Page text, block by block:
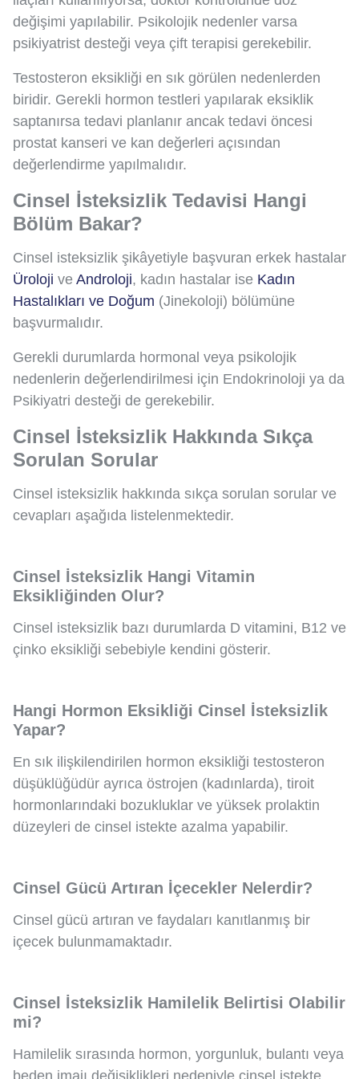
değişimi yapılabilir. Psikolojik nedenler varsa
psikiyatrist desteği veya çift terapisi gerekebilir.
Testosteron eksikliği en sık görülen nedenlerden
biridir. Gerekli hormon testleri yapılarak eksiklik
saptanırsa tedavi planlanır ancak tedavi öncesi
prostat kanseri ve kan değerleri açısından
değerlendirme yapılmalıdır.
Cinsel İsteksizlik Tedavisi Hangi
Bölüm Bakar?
Cinsel isteksizlik şikâyetiyle başvuran erkek hastalar
Üroloji ve Androloji, kadın hastalar ise Kadın
Hastalıkları ve Doğum (Jinekoloji) bölümüne
başvurmalıdır.
Gerekli durumlarda hormonal veya psikolojik
nedenlerin değerlendirilmesi için Endokrinoloji ya da
Psikiyatri desteği de gerekebilir.
Cinsel İsteksizlik Hakkında Sıkça
Sorulan Sorular
Cinsel isteksizlik hakkında sıkça sorulan sorular ve
cevapları aşağıda listelenmektedir.
Cinsel İsteksizlik Hangi Vitamin
Eksikliğinden Olur?
Cinsel isteksizlik bazı durumlarda D vitamini, B12 ve
çinko eksikliği sebebiyle kendini gösterir.
Hangi Hormon Eksikliği Cinsel İsteksizlik
Yapar?
En sık ilişkilendirilen hormon eksikliği testosteron
düşüklüğüdür ayrıca östrojen (kadınlarda), tiroit
hormonlarındaki bozukluklar ve yüksek prolaktin
düzeyleri de cinsel istekte azalma yapabilir.
Cinsel Gücü Artıran İçecekler Nelerdir?
Cinsel gücü artıran ve faydaları kanıtlanmış bir
içecek bulunmamaktadır.
Cinsel İsteksizlik Hamilelik Belirtisi Olabilir
mi?
Hamilelik sırasında hormon, yorgunluk, bulantı veya
beden imajı değişiklikleri nedeniyle cinsel istekte